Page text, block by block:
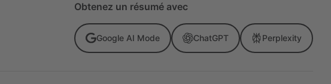
Obtenez un résumé avec
Google AI Mode ChatGPT Perplexity